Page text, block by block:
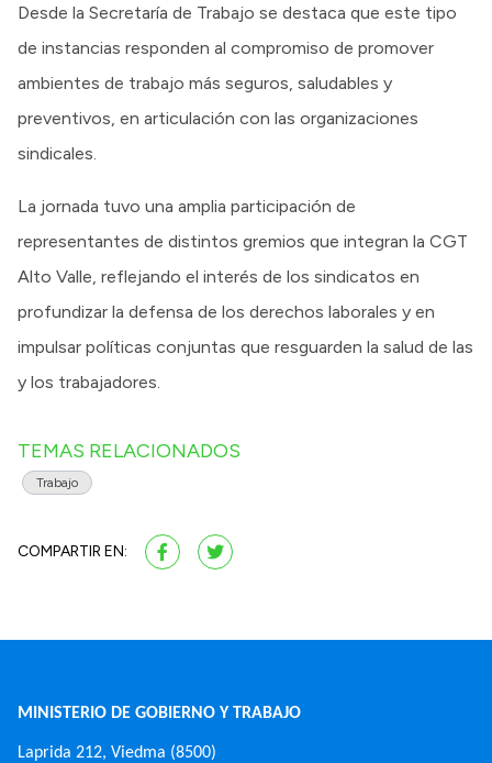
Desde la Secretaría de Trabajo se destaca que este tipo
de instancias responden al compromiso de promover
ambientes de trabajo más seguros, saludables y
preventivos, en articulación con las organizaciones
sindicales.
La jornada tuvo una amplia participación de
representantes de distintos gremios que integran la CGT
Alto Valle, reflejando el interés de los sindicatos en
profundizar la defensa de los derechos laborales y en
impulsar políticas conjuntas que resguarden la salud de las
y los trabajadores.
TEMAS RELACIONADOS
Trabajo
COMPARTIR EN:
MINISTERIO DE GOBIERNO Y TRABAJO
Laprida 212, Viedma (8500)